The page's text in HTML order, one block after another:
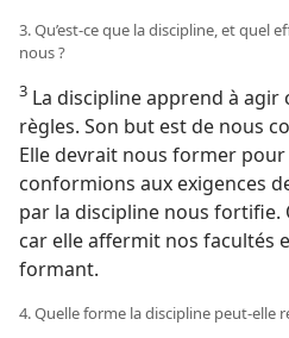
3. Qu’est-​ce que la discipline, et quel
nous ?
3 La discipline apprend à
règles. Son but est de nous
Elle devrait nous former
conformions aux exigences
par la discipline nous fortifie.
car elle affermit nos facultés
formant.
4. Quelle forme la discipline peut-​elle